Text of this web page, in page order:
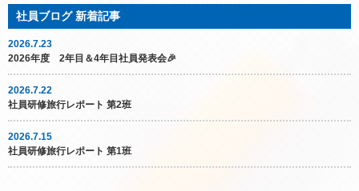
2026.7.23
2026年度 2年目＆4年目社員発表会🎉
2026.7.22
社員研修旅行レポート 第2班
2026.7.15
社員研修旅行レポート 第1班